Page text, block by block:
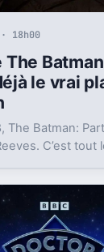
18h00
le vrai
The Batman:
C’est tout